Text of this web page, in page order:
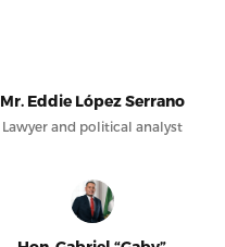
Mr. Eddie López Serrano
Lawyer and political analyst